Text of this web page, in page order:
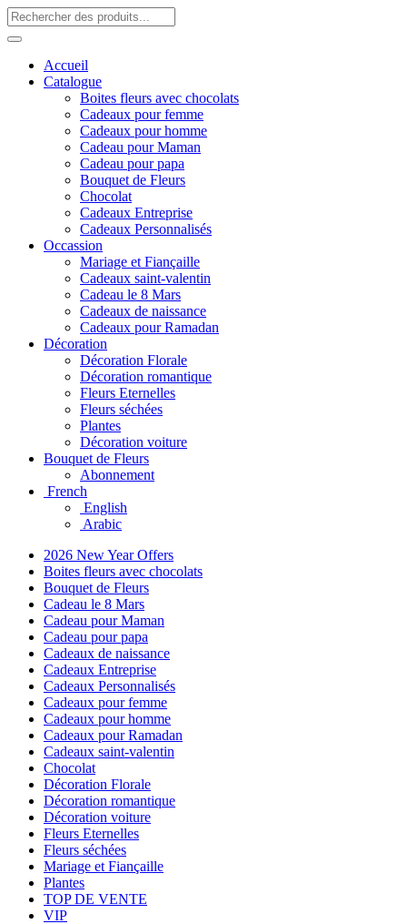
Accueil
Catalogue
Boites fleurs avec chocolats
Cadeaux pour femme
Cadeaux pour homme
Cadeau pour Maman
Cadeau pour papa
Bouquet de Fleurs
Chocolat
Cadeaux Entreprise
Cadeaux Personnalisés
Occassion
Mariage et Fiançaille
Cadeaux saint-valentin
Cadeau le 8 Mars
Cadeaux de naissance
Cadeaux pour Ramadan
Décoration
Décoration Florale
Décoration romantique
Fleurs Eternelles
Fleurs séchées
Plantes
Décoration voiture
Bouquet de Fleurs
Abonnement
French
English
Arabic
2026 New Year Offers
Boites fleurs avec chocolats
Bouquet de Fleurs
Cadeau le 8 Mars
Cadeau pour Maman
Cadeau pour papa
Cadeaux de naissance
Cadeaux Entreprise
Cadeaux Personnalisés
Cadeaux pour femme
Cadeaux pour homme
Cadeaux pour Ramadan
Cadeaux saint-valentin
Chocolat
Décoration Florale
Décoration romantique
Décoration voiture
Fleurs Eternelles
Fleurs séchées
Mariage et Fiançaille
Plantes
TOP DE VENTE
VIP